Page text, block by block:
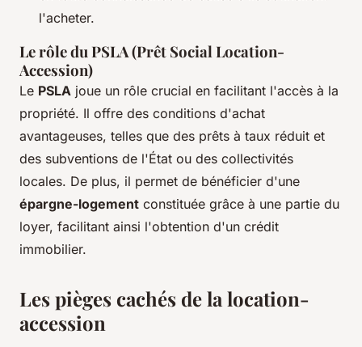
l'acheter.
Le rôle du PSLA (Prêt Social Location-
Accession)
Le PSLA joue un rôle crucial en facilitant l'accès à la
propriété. Il offre des conditions d'achat
avantageuses, telles que des prêts à taux réduit et
des subventions de l'État ou des collectivités
locales. De plus, il permet de bénéficier d'une
épargne-logement constituée grâce à une partie du
loyer, facilitant ainsi l'obtention d'un crédit
immobilier.
Les pièges cachés de la location-
accession